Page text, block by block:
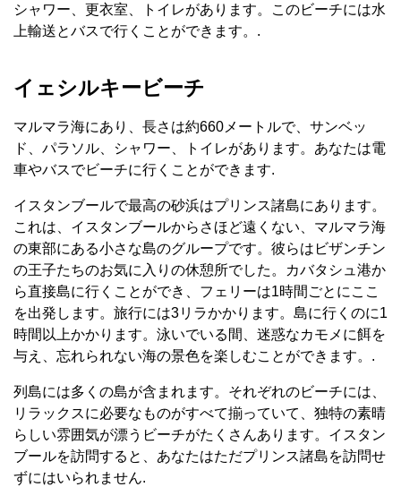
シャワー、更衣室、トイレがあります。このビーチには水
上輸送とバスで行くことができます。.
イェシルキービーチ
マルマラ海にあり、長さは約660メートルで、サンベッ
ド、パラソル、シャワー、トイレがあります。あなたは電
車やバスでビーチに行くことができます.
イスタンブールで最高の砂浜はプリンス諸島にあります。
これは、イスタンブールからさほど遠くない、マルマラ海
の東部にある小さな島のグループです。彼らはビザンチン
の王子たちのお気に入りの休憩所でした。カバタシュ港か
ら直接島に行くことができ、フェリーは1時間ごとにここ
を出発します。旅行には3リラかかります。島に行くのに1
時間以上かかります。泳いでいる間、迷惑なカモメに餌を
与え、忘れられない海の景色を楽しむことができます。.
列島には多くの島が含まれます。それぞれのビーチには、
リラックスに必要なものがすべて揃っていて、独特の素晴
らしい雰囲気が漂うビーチがたくさんあります。イスタン
ブールを訪問すると、あなたはただプリンス諸島を訪問せ
ずにはいられません.